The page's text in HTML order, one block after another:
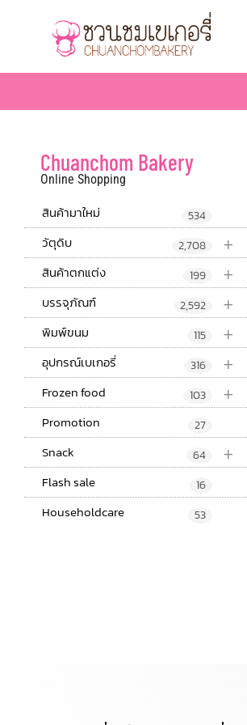
Chuanchom Bakery
Online Shopping
สินค้ามาใหม่ 534
+
วัตุดิบ 2,708
+
สินค้าตกแต่ง 199
+
บรรจุภัณฑ์ 2,592
+
พิมพ์ขนม 115
+
อุปกรณ์เบเกอรี่ 316
+
Frozen food 103
Promotion 27
+
Snack 64
Flash sale 16
Householdcare 53